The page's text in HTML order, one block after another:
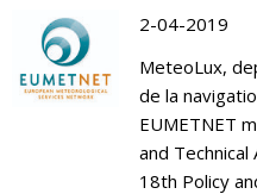
2-04-2019
MeteoLux,
de la
EUMETNET
and
18th Policy